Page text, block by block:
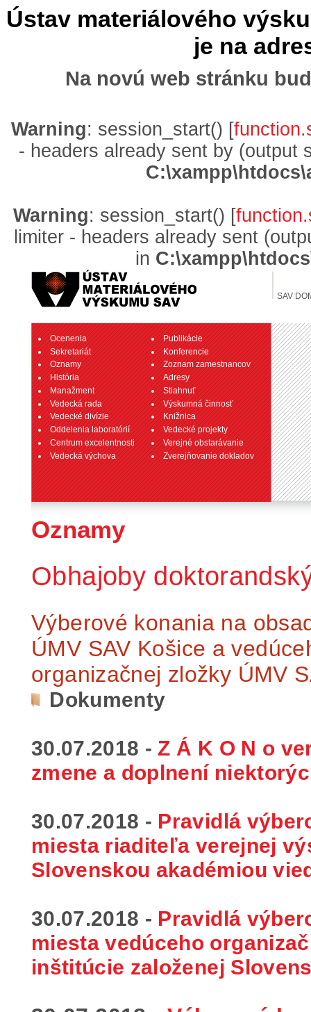
Ústav materiálového
je na
Na novú web stránku
Warning: session_start() [
- headers already sent by (output
Warning: session_start() [
limiter - headers already sent
in
SAV
Ocenenia
Sekretariát
Oznamy
História
Manažment
Vedecká rada
Vedecké divízie
Oddelenia laboratórií
Centrum excelentnosti
Vedecká výchova
Publikácie
Konferencie
Zoznam zamestnancov
Adresy
Stiahnuť
Výskumná činnosť
Knižnica
Vedecké projekty
Verejné obstarávanie
Zverejňovanie dokladov
Oznamy
Obhajoby
Výberové konania na
ÚMV SAV Košice a
organizačnej zložky ÚMV
Dokumenty
30.07.2018 -Z Á K O N o
zmene a doplnení
30.07.2018 - Pravidlá
miesta riaditeľa verejnej
Slovenskou akadémiou
30.07.2018 - Pravidlá
miesta vedúceho
inštitúcie založenej